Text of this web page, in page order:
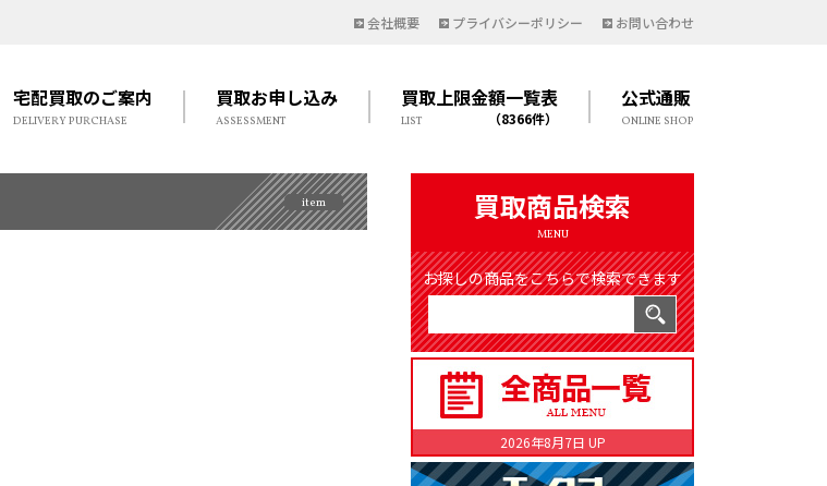
会社概要 プライバシーポリシー お問い合わせ
宅配買取のご案内
DELIVERY PURCHASE
買取お申し込み
ASSESSMENT
買取上限金額一覧表
（8366件）
LIST
公式通販
ONLINE SHOP
item 買取商品検索
MENU
お探しの商品をこちらで検索できます
2026年8月7日 UP